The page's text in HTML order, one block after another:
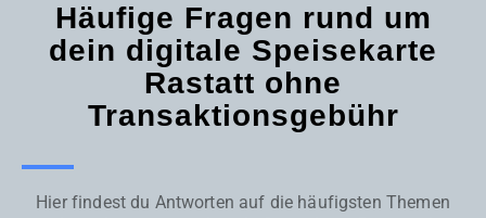
Häufige Fragen rund um
dein digitale Speisekarte
Rastatt ohne
Transaktionsgebühr
Hier findest du Antworten auf die häufigsten Themen